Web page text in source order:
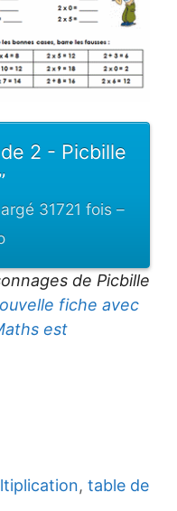
2 - Picbille
31721 fois –
de Picbille
fiche avec
est
, table de